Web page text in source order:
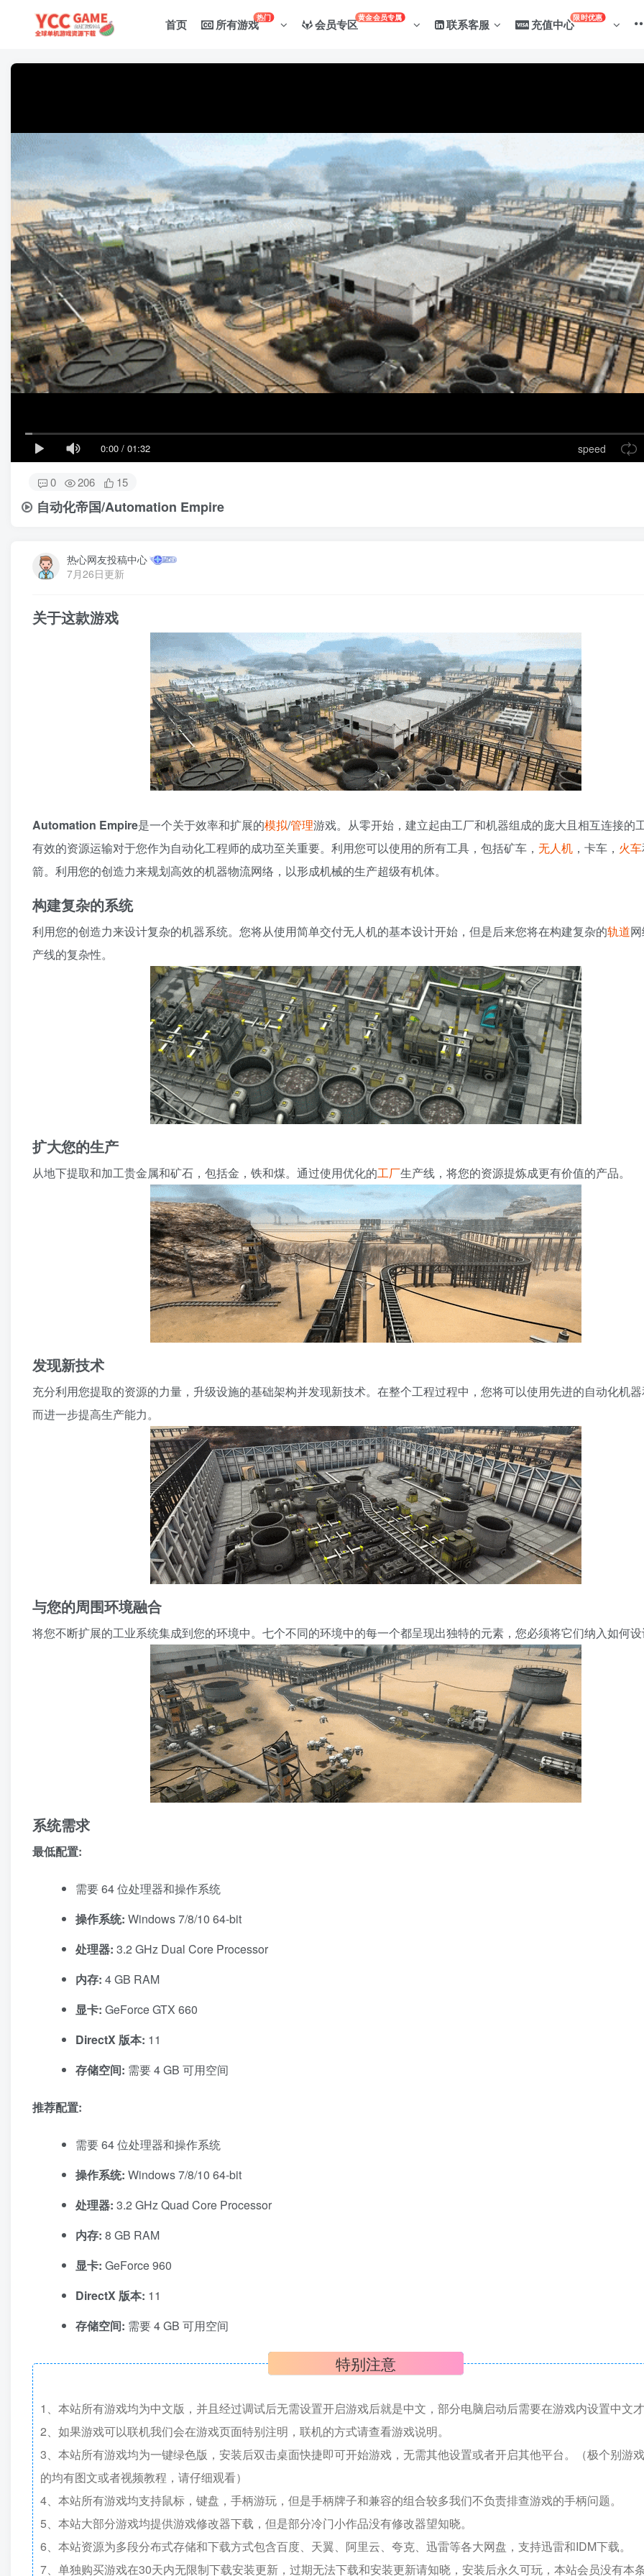
首页 所有游戏热门 会员专区黄金会员专属 联系客服 充值中心限时优惠
0:00 / 01:32 speed
0 206 15
自动化帝国/Automation Empire
热心网友投稿中心
7月26日更新
关于这款游戏
Automation Empire是一个关于效率和扩展的模拟/管理游戏。从零开始，建立起由工厂和机器组成的庞大且相互连接的工
有效的资源运输对于您作为自动化工程师的成功至关重要。利用您可以使用的所有工具，包括矿车， 无人机 ，卡车， 火车
箭。利用您的创造力来规划高效的机器物流网络，以形成机械的生产超级有机体。
构建复杂的系统
利用您的创造力来设计复杂的机器系统。您将从使用简单交付无人机的基本设计开始，但是后来您将在构建复杂的轨道
产线的复杂性。
扩大您的生产
从地下提取和加工贵金属和矿石，包括金，铁和煤。通过使用优化的工厂生产线，将您的资源提炼成更有价值的产品。
发现新技术
充分利用您提取的资源的力量，升级设施的基础架构并发现新技术。在整个工程过程中，您将可以使用先进的自动化机
而进一步提高生产能力。
与您的周围环境融合
将您不断扩展的工业系统集成到您的环境中。七个不同的环境中的每一个都呈现出独特的元素，您必须将它们纳入如何设
系统需求
最低配置:
需要 64 位处理器和操作系统
操作系统: Windows 7/8/10 64-bit
处理器: 3.2 GHz Dual Core Processor
内存: 4 GB RAM
显卡: GeForce GTX 660
DirectX 版本: 11
存储空间: 需要 4 GB 可用空间
推荐配置:
需要 64 位处理器和操作系统
操作系统: Windows 7/8/10 64-bit
处理器: 3.2 GHz Quad Core Processor
内存: 8 GB RAM
显卡: GeForce 960
DirectX 版本: 11
存储空间: 需要 4 GB 可用空间
特别注意
1、本站所有游戏均为中文版，并且经过调试后无需设置开启游戏后就是中文，部分电脑启动后需要在游戏内设置中文才
2、如果游戏可以联机我们会在游戏页面特别注明，联机的方式请查看游戏说明。
3、本站所有游戏均为一键绿色版，安装后双击桌面快捷即可开始游戏，无需其他设置或者开启其他平台。（极个别游
的均有图文或者视频教程，请仔细观看）
4、本站所有游戏均支持鼠标，键盘，手柄游玩，但是手柄牌子和兼容的组合较多我们不负责排查游戏的手柄问题。
5、本站大部分游戏均提供游戏修改器下载，但是部分冷门小作品没有修改器望知晓。
6、本站资源为多段分布式存储和下载方式包含百度、天翼、阿里云、夸克、迅雷等各大网盘，支持迅雷和IDM下载。
7、单独购买游戏在30天内无限制下载安装更新，过期无法下载和安装更新请知晓，安装后永久可玩，本站会员没有本条